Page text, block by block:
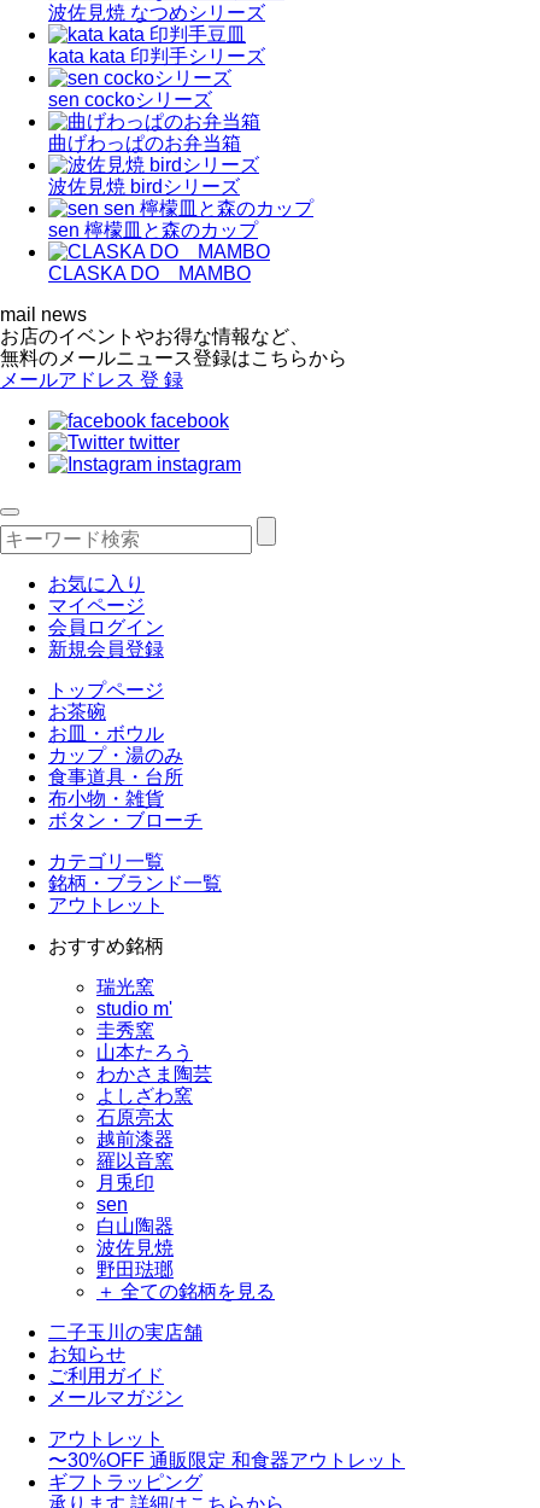
波佐見焼 なつめシリーズ
kata kata 印判手シリーズ
sen cockoシリーズ
曲げわっぱのお弁当箱
波佐見焼 birdシリーズ
sen 檸檬皿と森のカップ
CLASKA DO MAMBO
mail news
お店のイベントやお得な情報など、
無料のメールニュース登録はこちらから
メールアドレス 登 録
facebook
twitter
instagram
お気に入り
マイページ
会員ログイン
新規会員登録
トップページ
お茶碗
お皿・ボウル
カップ・湯のみ
食事道具・台所
布小物・雑貨
ボタン・ブローチ
カテゴリ一覧
銘柄・ブランド一覧
アウトレット
おすすめ銘柄
瑞光窯
studio m'
圭秀窯
山本たろう
わかさま陶芸
よしざわ窯
石原亮太
越前漆器
羅以音窯
月兎印
sen
白山陶器
波佐見焼
野田琺瑯
＋ 全ての銘柄を見る
二子玉川の実店舗
お知らせ
ご利用ガイド
メールマガジン
アウトレット
〜30%OFF 通販限定 和食器アウトレット
ギフトラッピング
承ります 詳細はこちらから